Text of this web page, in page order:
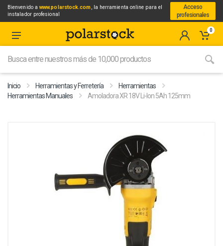
Bienvenido awww.polarstock.com, la herramienta online para el
instalador profesional
Acceso
profesionales
0
Inicio Herramientas y Ferretería
Herramientas
Herramientas Manuales
Amoladora XR 18V Li-Ion 5Ah 125mm